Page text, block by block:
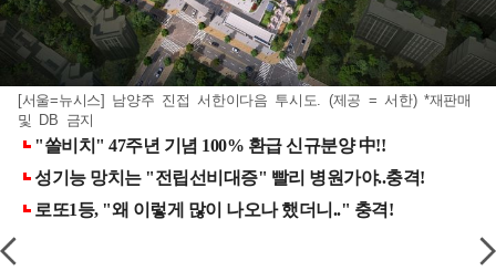
[서울=뉴시스] 남양주 진접 서한이다음 투시도. (제공 = 서한) *재판매
및 DB 금지